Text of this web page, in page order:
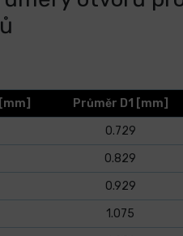
Průměr D1 [mm]
0.729
0.829
0.929
1.075